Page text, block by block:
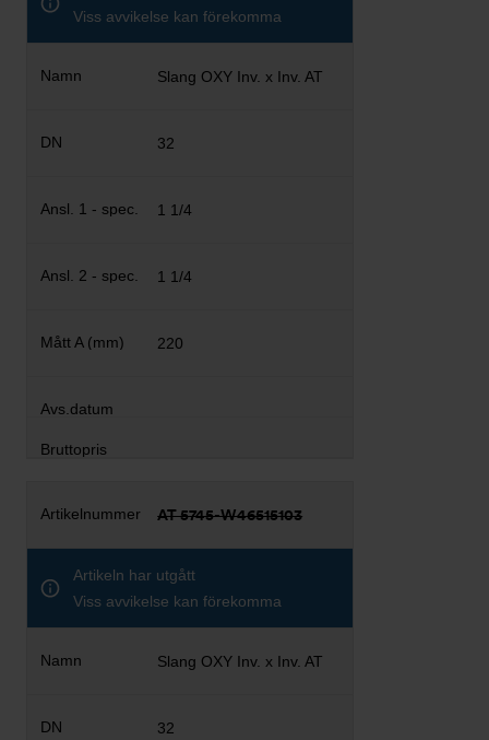
Viss avvikelse kan förekomma
Slang OXY Inv. x Inv. AT
32
1 1/4
1 1/4
220
AT 5745-W46515103
Artikeln har utgått
Viss avvikelse kan förekomma
Slang OXY Inv. x Inv. AT
32